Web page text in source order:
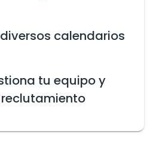
calendarios
tu equipo y
reclutamiento